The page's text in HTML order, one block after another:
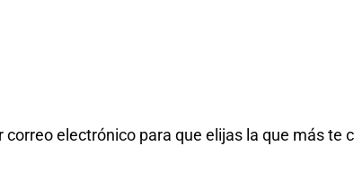
electrónico para que elijas la que más te